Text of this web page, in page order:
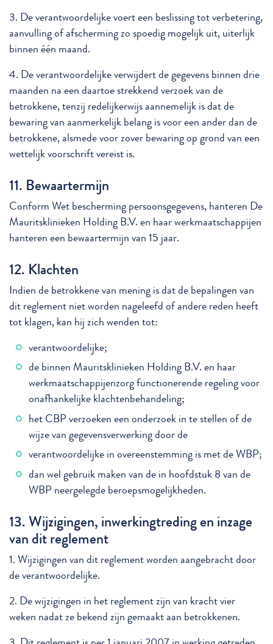
3. De verantwoordelijke voert een beslissing tot verbetering,
aanvulling of afscherming zo spoedig mogelijk uit, uiterlijk
binnen één maand.
4. De verantwoordelijke verwijdert de gegevens binnen drie
maanden na een daartoe strekkend verzoek van de
betrokkene, tenzij redelijkerwijs aannemelijk is dat de
bewaring van aanmerkelijk belang is voor een ander dan de
betrokkene, alsmede voor zover bewaring op grond van een
wettelijk voorschrift vereist is.
11. Bewaartermijn
Conform Wet bescherming persoonsgegevens, hanteren De
Mauritsklinieken Holding B.V. en haar werkmaatschappijen
hanteren een bewaartermijn van 15 jaar.
12. Klachten
Indien de betrokkene van mening is dat de bepalingen van
dit reglement niet worden nageleefd of andere reden heeft
tot klagen, kan hij zich wenden tot:
verantwoordelijke;
de binnen Mauritsklinieken Holding B.V. en haar
werkmaatschappijenzorg functionerende regeling voor
onafhankelijke klachtenbehandeling;
het CBP verzoeken een onderzoek in te stellen of de
wijze van gegevensverwerking door de
verantwoordelijke in overeenstemming is met de WBP;
dan wel gebruik maken van de in hoofdstuk 8 van de
WBP neergelegde beroepsmogelijkheden.
13. Wijzigingen, inwerkingtreding en inzage
van dit reglement
1. Wijzigingen van dit reglement worden aangebracht door
de verantwoordelijke.
2. De wijzigingen in het reglement zijn van kracht vier
weken nadat ze bekend zijn gemaakt aan betrokkenen.